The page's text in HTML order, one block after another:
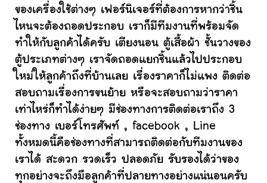
ของเครื่องใช้ต่างๆ เฟอร์นิเจอร์ที่ต้องการหากว่าชิ้น
ไหนจะต้องถอดประกอบ เราก็มีทีมงานที่พร้อมจัด
ทำให้กับลูกค้าได้ครับ เตียงนอน ตู้เสื้อผ้า ชั้นวางของ
ตู้ประเภทต่างๆ เราจัดถอดแยกชิ้นแล้วไปประกอบ
ใหม่ให้ลูกค้าถึงที่บ้านเลย เรื่องราคาก็ไม่แพง ติดต่อ
สอบถามเรื่องการขนย้าย หรือจะสอบถามว่าราคา
เท่าไหร่ก็ทำได้ง่ายๆ มีช่องทางการติดต่อเราถึง 3
ช่องทาง เบอร์โทรศัพท์ , facebook , Line
ทั้งหมดนี้คือช่องทางที่สามารถติดต่อกับทีมงานของ
เราได้ สะดวก รวดเร็ว ปลอดภัย รับรองได้ว่าของ
ทุกอย่างจะถึงมือลูกค้าที่ปลายทางอย่างแน่นอนครับ